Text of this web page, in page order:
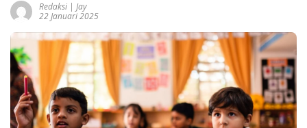
Redaksi | Jay
22 Januari 2025